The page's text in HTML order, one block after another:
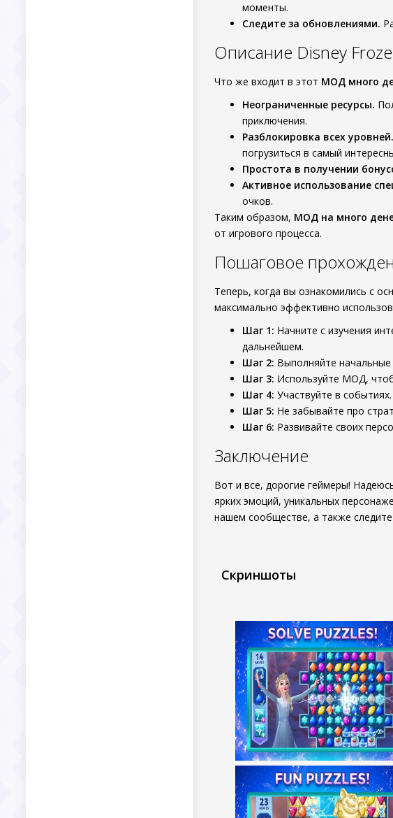
моменты.
Следите за обновлениями.
Описание Disney
Что же входит в этот МОД много
Неограниченные ресурсы.
приключения.
Разблокировка всех уровней.
погрузиться в самый
Простота в получении
Активное использование
очков.
Таким образом, МОД на много
от игрового процесса.
Пошаговое
Теперь, когда вы ознакомились с
максимально эффективно
Шаг 1: Начните с изучения
дальнейшем.
Шаг 2: Выполняйте
Шаг 3: Используйте МОД,
Шаг 4: Участвуйте в
Шаг 5: Не забывайте про
Шаг 6: Развивайте своих
Заключение
Вот и все, дорогие геймеры!
ярких эмоций, уникальных
нашем сообществе, а также
Скриншоты